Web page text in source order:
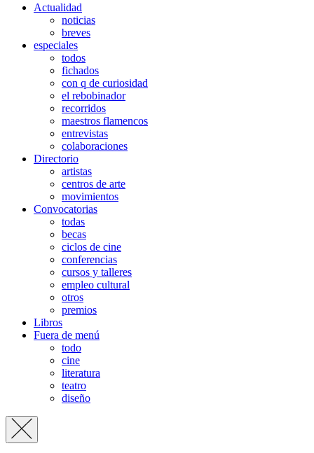
Actualidad
noticias
breves
especiales
todos
fichados
con q de curiosidad
el rebobinador
recorridos
maestros flamencos
entrevistas
colaboraciones
Directorio
artistas
centros de arte
movimientos
Convocatorias
todas
becas
ciclos de cine
conferencias
cursos y talleres
empleo cultural
otros
premios
Libros
Fuera de menú
todo
cine
literatura
teatro
diseño